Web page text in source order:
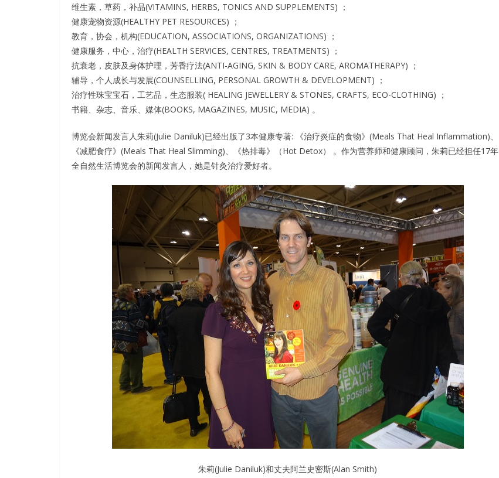
维生素，草药，补品(VITAMINS, HERBS, TONICS AND SUPPLEMENTS) ；
健康宠物资源(HEALTHY PET RESOURCES) ；
教育，协会，机构(EDUCATION, ASSOCIATIONS, ORGANIZATIONS) ；
健康服务，中心，治疗(HEALTH SERVICES, CENTRES, TREATMENTS) ；
抗衰老，皮肤及身体护理，芳香疗法(ANTI-AGING, SKIN & BODY CARE, AROMATHERAPY) ；
辅导，个人成长与发展(COUNSELLING, PERSONAL GROWTH & DEVELOPMENT) ；
治疗性珠宝宝石，工艺品，生态服装( HEALING JEWELLERY & STONES, CRAFTS, ECO-CLOTHING) ；
书籍、杂志、音乐、媒体(BOOKS, MAGAZINES, MUSIC, MEDIA) 。
博览会新闻发言人朱莉(Julie Daniluk)已经出版了3本健康专著: 《治疗炎症的食物》(Meals That Heal Inflammation)、
《减肥食疗》(Meals That Heal Slimming)、《热排毒》（Hot Detox） 。作为营养师和健康顾问，朱莉已经担任17年
全自然生活博览会的新闻发言人，她是针灸治疗爱好者。
朱莉(Julie Daniluk)和丈夫阿兰史密斯(Alan Smith)